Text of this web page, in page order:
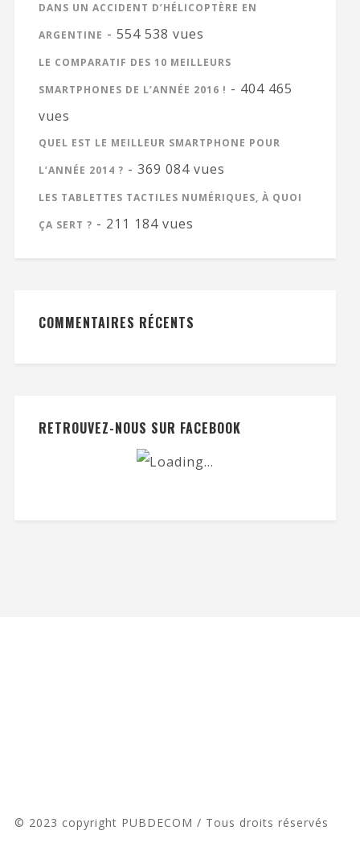
DANS UN ACCIDENT D’HÉLICOPTÈRE EN
ARGENTINE - 554 538 vues
LE COMPARATIF DES 10 MEILLEURS
SMARTPHONES DE L’ANNÉE 2016 ! - 404 465
vues
QUEL EST LE MEILLEUR SMARTPHONE POUR
L’ANNÉE 2014 ? - 369 084 vues
LES TABLETTES TACTILES NUMÉRIQUES, À QUOI
ÇA SERT ? - 211 184 vues
COMMENTAIRES RÉCENTS
RETROUVEZ-NOUS SUR FACEBOOK
© 2023 copyright PUBDECOM / Tous droits réservés